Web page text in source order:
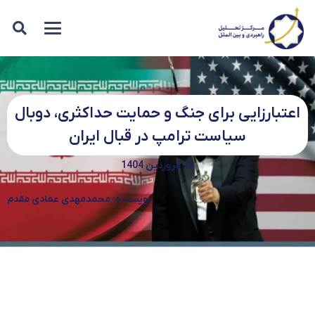
اعتبارزایی برای جنگ و حمایت حداکثری، دوبال
سیاست ترامپ در قبال ایران
19 فروردین 1404
نویسنده: محمدمهدی عمادی مقدم